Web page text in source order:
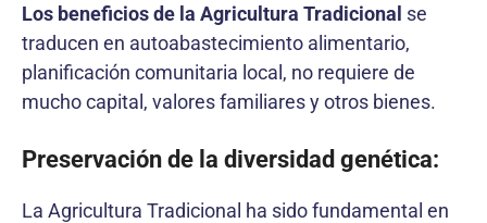
Los beneficios de la Agricultura Tradicional se
traducen en autoabastecimiento alimentario,
planificación comunitaria local, no requiere de
mucho capital, valores familiares y otros bienes.
Preservación de la diversidad genética:
La Agricultura Tradicional ha sido fundamental en